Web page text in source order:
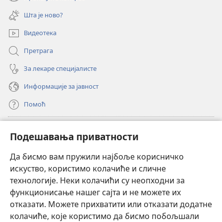
Подешавања приватности
Да бисмо вам пружили најбоље корисничко
искуство, користимо колачиће и сличне
технологије. Неки колачићи су неопходни за
функционисање нашег сајта и не можете их
отказати. Можете прихватити или отказати додатне
колачиће, које користимо да бисмо побољшали
прозор)
нови
прозор)
Шта је ново?
Видеотека
Претрага
За лекаре специјалисте
Информације за јавност
Помоћ
(отвара
нови
прозор)ОНЛАЈН БИБЛИОТЕКА Watchtower
(отвара
нови
прозор)JW Hub®
(отвара
нови
прозор)JW Library